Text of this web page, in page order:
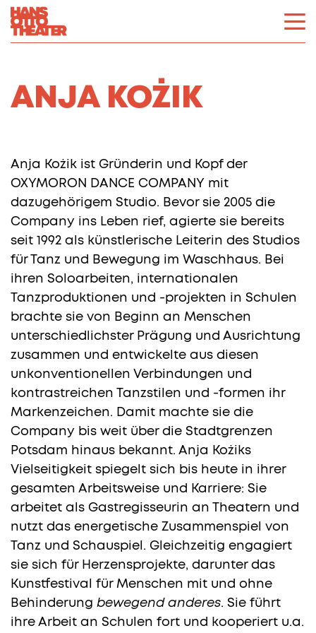
ANJA KOŻIK
Anja Kożik ist Gründerin und Kopf der
OXYMORON DANCE COMPANY mit
dazugehörigem Studio. Bevor sie 2005 die
Company ins Leben rief, agierte sie bereits
seit 1992 als künstlerische Leiterin des Studios
für Tanz und Bewegung im Waschhaus. Bei
ihren Soloarbeiten, internationalen
Tanzproduktionen und -projekten in Schulen
brachte sie von Beginn an Menschen
unterschiedlichster Prägung und Ausrichtung
zusammen und entwickelte aus diesen
unkonventionellen Verbindungen und
kontrastreichen Tanzstilen und -formen ihr
Markenzeichen. Damit machte sie die
Company bis weit über die Stadtgrenzen
Potsdam hinaus bekannt. Anja Kożiks
Vielseitigkeit spiegelt sich bis heute in ihrer
gesamten Arbeitsweise und Karriere: Sie
arbeitet als Gastregisseurin an Theatern und
nutzt das energetische Zusammenspiel von
Tanz und Schauspiel. Gleichzeitig engagiert
sie sich für Herzensprojekte, darunter das
Kunstfestival für Menschen mit und ohne
Behinderung bewegend anderes. Sie führt
ihre Arbeit an Schulen fort und kooperiert u.a.